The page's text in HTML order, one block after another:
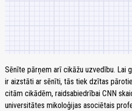
Sēnīte pārņem arī cikāžu uzvedību. Lai
ir aizstāti ar sēnīti, tās tiek dzītas
citām cikādēm, raidsabiedrībai CNN
universitātes mikoloģijas asociētais